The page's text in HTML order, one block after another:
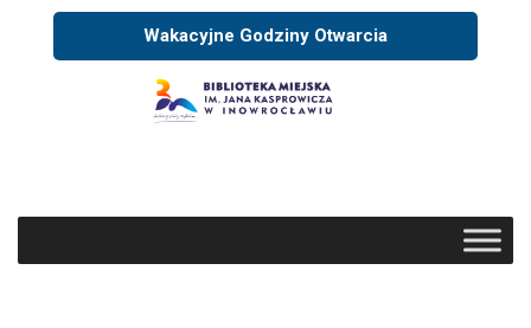
Wakacyjne Godziny Otwarcia